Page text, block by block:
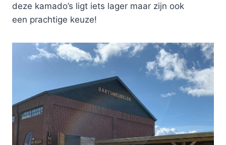
deze kamado’s ligt iets lager maar zijn ook
een prachtige keuze!